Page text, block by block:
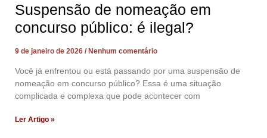
Suspensão de nomeação em
concurso público: é ilegal?
9 de janeiro de 2026 Nenhum comentário
Você já enfrentou ou está passando por uma suspensão de
nomeação em concurso público? Essa é uma situação
complicada e complexa que pode acontecer com
Ler Artigo »